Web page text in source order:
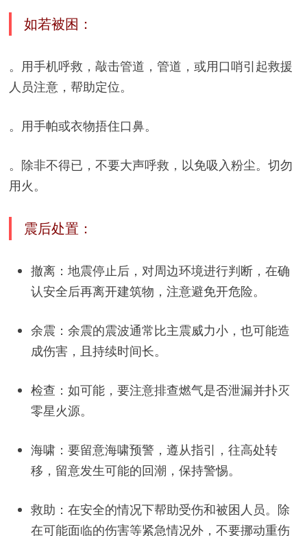
如若被困：
。用手机呼救，敲击管道，管道，或用口哨引起救援
人员注意，帮助定位。
。用手帕或衣物捂住口鼻。
。除非不得已，不要大声呼救，以免吸入粉尘。切勿
用火。
震后处置：
撤离：地震停止后，对周边环境进行判断，在确
认安全后再离开建筑物，注意避免开危险。
余震：余震的震波通常比主震威力小，也可能造
成伤害，且持续时间长。
检查：如可能，要注意排查燃气是否泄漏并扑灭
零星火源。
海啸：要留意海啸预警，遵从指引，往高处转
移，留意发生可能的回潮，保持警惕。
救助：在安全的情况下帮助受伤和被困人员。除
在可能面临的伤害等紧急情况外，不要挪动重伤